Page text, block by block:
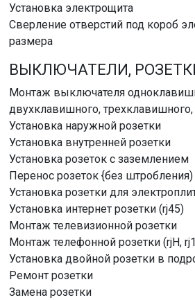
Установка электрощита
Сверление отверстий под короб
размера
ВЫКЛЮЧАТЕЛИ,
Монтаж выключателя
двухклавишного,
Установка наружной розетки
Установка внутренней розетки
Установка розеток с заземлением
Перенос розеток {без штробления)
Установка розетки для
Установка интернет розетки (rj45)
Монтаж телевизионной розетки
Монтаж телефонной розетки (rjH,
Установка двойной розетки в
Ремонт розетки
Замена розетки